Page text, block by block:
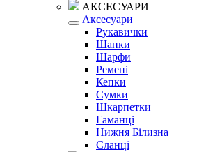
АКСЕСУАРИ
Аксесуари
Рукавички
Шапки
Шарфи
Ремені
Кепки
Сумки
Шкарпетки
Гаманці
Нижня Білизна
Сланці